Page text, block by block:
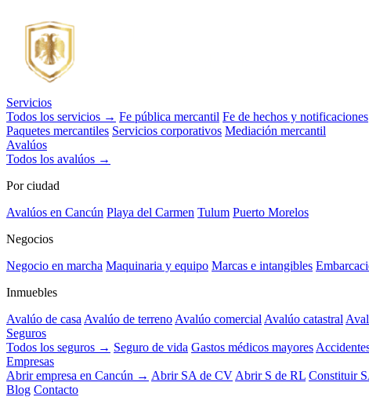
Servicios
Todos los servicios → Fe pública mercantil Fe de hechos y notificaciones
Paquetes mercantiles Servicios corporativos Mediación mercantil
Avalúos
Todos los avalúos →
Por ciudad
Avalúos en Cancún Playa del Carmen Tulum Puerto Morelos
Negocios
Negocio en marcha Maquinaria y equipo Marcas e intangibles
Inmuebles
Avalúo de casa Avalúo de terreno Avalúo comercial Avalúo catastral
Seguros
Todos los seguros → Seguro de vida Gastos médicos mayores
Empresas
Abrir empresa en Cancún → Abrir SA de CV Abrir S de RL Constituir
Blog Contacto